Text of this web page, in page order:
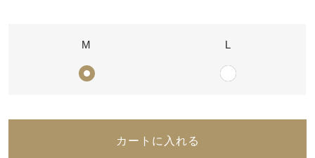
M L
カートに入れる